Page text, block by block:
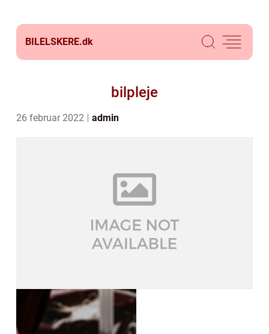
BILELSKERE.dk
bilpleje
26 februar 2022 admin